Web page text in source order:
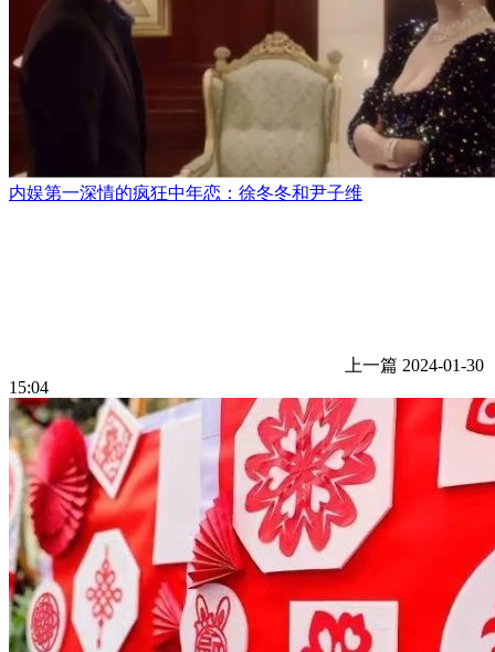
内娱第一深情的疯狂中年恋：徐冬冬和尹子维
上一篇 2024-01-30
15:04